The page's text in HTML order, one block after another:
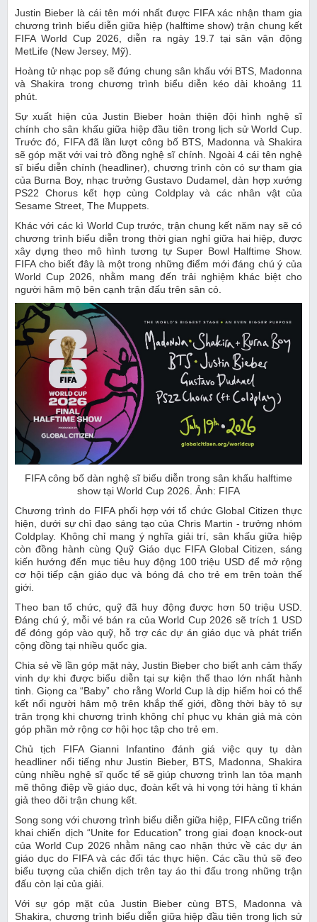
Justin Bieber là cái tên mới nhất được FIFA xác nhận tham gia
chương trình biểu diễn giữa hiệp (halftime show) trận chung kết
FIFA World Cup 2026, diễn ra ngày 19.7 tại sân vận động
MetLife (New Jersey, Mỹ).
Hoàng tử nhạc pop sẽ đứng chung sân khấu với BTS, Madonna
và Shakira trong chương trình biểu diễn kéo dài khoảng 11
phút.
Sự xuất hiện của Justin Bieber hoàn thiện đội hình nghệ sĩ
chính cho sân khấu giữa hiệp đầu tiên trong lịch sử World Cup.
Trước đó, FIFA đã lần lượt công bố BTS, Madonna và Shakira
sẽ góp mặt với vai trò đồng nghệ sĩ chính. Ngoài 4 cái tên nghệ
sĩ biểu diễn chính (headliner), chương trình còn có sự tham gia
của Burna Boy, nhạc trưởng Gustavo Dudamel, dàn hợp xướng
PS22 Chorus kết hợp cùng Coldplay và các nhân vật của
Sesame Street, The Muppets.
Khác với các kì World Cup trước, trận chung kết năm nay sẽ có
chương trình biểu diễn trong thời gian nghỉ giữa hai hiệp, được
xây dựng theo mô hình tương tự Super Bowl Halftime Show.
FIFA cho biết đây là một trong những điểm mới đáng chú ý của
World Cup 2026, nhằm mang đến trải nghiệm khác biệt cho
người hâm mộ bên cạnh trận đấu trên sân cỏ.
FIFA công bố dàn nghệ sĩ biểu diễn trong sân khấu halftime
show tại World Cup 2026. Ảnh: FIFA
Chương trình do FIFA phối hợp với tổ chức Global Citizen thực
hiện, dưới sự chỉ đạo sáng tạo của Chris Martin - trưởng nhóm
Coldplay. Không chỉ mang ý nghĩa giải trí, sân khấu giữa hiệp
còn đồng hành cùng Quỹ Giáo dục FIFA Global Citizen, sáng
kiến hướng đến mục tiêu huy động 100 triệu USD để mở rộng
cơ hội tiếp cận giáo dục và bóng đá cho trẻ em trên toàn thế
giới.
Theo ban tổ chức, quỹ đã huy động được hơn 50 triệu USD.
Đáng chú ý, mỗi vé bán ra của World Cup 2026 sẽ trích 1 USD
để đóng góp vào quỹ, hỗ trợ các dự án giáo dục và phát triển
cộng đồng tại nhiều quốc gia.
Chia sẻ về lần góp mặt này, Justin Bieber cho biết anh cảm thấy
vinh dự khi được biểu diễn tại sự kiện thể thao lớn nhất hành
tinh. Giọng ca “Baby” cho rằng World Cup là dịp hiếm hoi có thể
kết nối người hâm mộ trên khắp thế giới, đồng thời bày tỏ sự
trân trọng khi chương trình không chỉ phục vụ khán giả mà còn
góp phần mở rộng cơ hội học tập cho trẻ em.
Chủ tịch FIFA Gianni Infantino đánh giá việc quy tụ dàn
headliner nổi tiếng như Justin Bieber, BTS, Madonna, Shakira
cùng nhiều nghệ sĩ quốc tế sẽ giúp chương trình lan tỏa mạnh
mẽ thông điệp về giáo dục, đoàn kết và hi vọng tới hàng tỉ khán
giả theo dõi trận chung kết.
Song song với chương trình biểu diễn giữa hiệp, FIFA cũng triển
khai chiến dịch “Unite for Education” trong giai đoạn knock-out
của World Cup 2026 nhằm nâng cao nhận thức về các dự án
giáo dục do FIFA và các đối tác thực hiện. Các cầu thủ sẽ đeo
biểu tượng của chiến dịch trên tay áo thi đấu trong những trận
đấu còn lại của giải.
Với sự góp mặt của Justin Bieber cùng BTS, Madonna và
Shakira, chương trình biểu diễn giữa hiệp đầu tiên trong lịch sử